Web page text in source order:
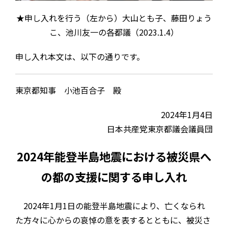
★申し入れを行う（左から）大山とも子、藤田りょう
こ、池川友一の各都議（2023.1.4）
申し入れ本文は、以下の通りです。
東京都知事 小池百合子 殿
2024年1月4日
日本共産党東京都議会議員団
2024年能登半島地震における被災県へ
の都の支援に関する申し入れ
2024年1月1日の能登半島地震により、亡くなられ
た方々に心からの哀悼の意を表するとともに、被災さ